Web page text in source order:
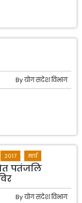
Byयोग संदेश विभाग
2017 मार्च
पतंजलि
Byयोग संदेश विभाग